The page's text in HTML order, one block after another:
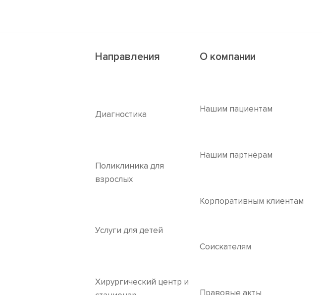
Направления
Диагностика
Поликлиника для
взрослых
Услуги для детей
Хирургический центр и
О компании
Нашим пациентам
Нашим партнёрам
Корпоративным клиентам
Соискателям
Правовые акты